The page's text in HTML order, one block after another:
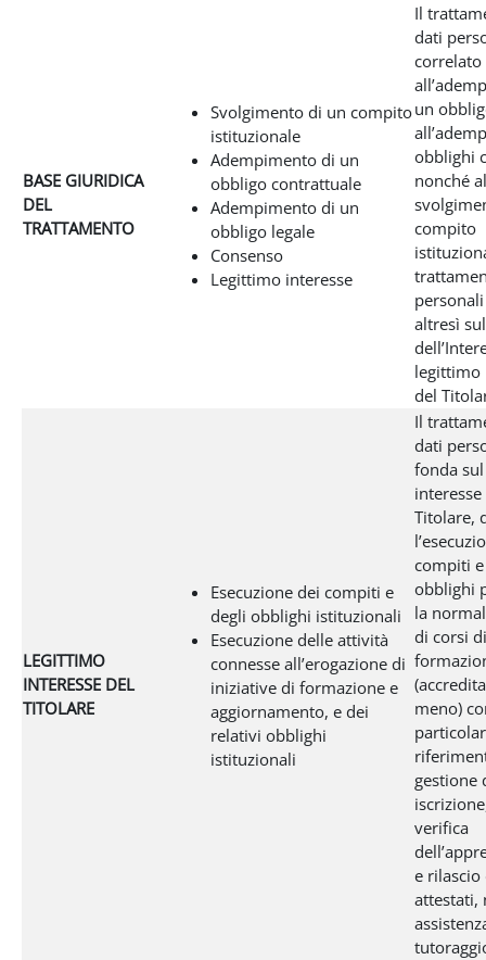
BASE GIURIDICA
DEL
TRATTAMENTO
Svolgimento di un compito
istituzionale
Adempimento di un
obbligo contrattuale
Adempimento di un
obbligo legale
Consenso
Legittimo interesse
Il
dati
correlato
un
obblighi
nonché
compito
altresì
legittimo
del
LEGITTIMO
INTERESSE DEL
TITOLARE
Esecuzione dei compiti e
degli obblighi istituzionali
Esecuzione delle attività
connesse all’erogazione di
iniziative di formazione e
aggiornamento, e dei
relativi obblighi
istituzionali
Il
dati
fonda
Titolare,
compiti
obblighi
la
di corsi di
meno)
gestione
verifica
e rilascio
attestati,